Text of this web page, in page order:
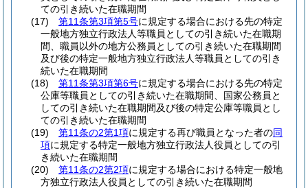
ての引き続いた在職期間
(17)
第11条第3項第5号に規定する場合における先の特定
一般地方独立行政法人等職員としての引き続いた在職期
間、職員以外の地方公務員としての引き続いた在職期間
及び後の特定一般地方独立行政法人等職員としての引き
続いた在職期間
(18)
第11条第3項第6号に規定する場合における先の特定
公庫等職員としての引き続いた在職期間、国家公務員と
しての引き続いた在職期間及び後の特定公庫等職員とし
ての引き続いた在職期間
(19)
第11条の2第1項に規定する再び職員となった者の同
項に規定する特定一般地方独立行政法人役員としての引
き続いた在職期間
(20)
第11条の2第2項に規定する場合における特定一般地
方独立行政法人役員としての引き続いた在職期間